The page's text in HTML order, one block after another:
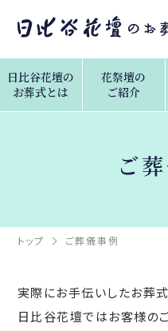
日比谷花壇の
お葬式とは
花祭壇の
ご紹介
ご
トップ ご葬儀事例
実際にお⼿伝いしたお葬式
⽇⽐⾕花壇ではお客様の